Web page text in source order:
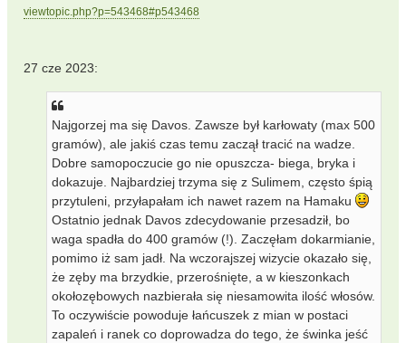
viewtopic.php?p=543468#p543468
27 cze 2023:
Najgorzej ma się Davos. Zawsze był karłowaty (max 500
gramów), ale jakiś czas temu zaczął tracić na wadze.
Dobre samopoczucie go nie opuszcza- biega, bryka i
dokazuje. Najbardziej trzyma się z Sulimem, często śpią
przytuleni, przyłapałam ich nawet razem na Hamaku
Ostatnio jednak Davos zdecydowanie przesadził, bo
waga spadła do 400 gramów (!). Zaczęłam dokarmianie,
pomimo iż sam jadł. Na wczorajszej wizycie okazało się,
że zęby ma brzydkie, przerośnięte, a w kieszonkach
okołozębowych nazbierała się niesamowita ilość włosów.
To oczywiście powoduje łańcuszek z mian w postaci
zapaleń i ranek co doprowadza do tego, że świnka jeść